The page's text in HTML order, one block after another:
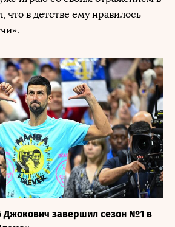
что в детстве ему нравилось
Джокович завершил сезон №1 в